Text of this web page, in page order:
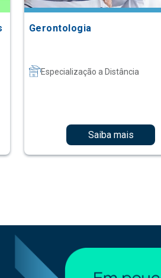
Gerontologia
Especialização a Distância
Saiba mais